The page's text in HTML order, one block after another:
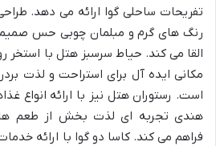
تفریحات ساحلی گوا ارائه می دهد.
رنگ های گرم و مبلمان چوبی حس
القا می کند. حیاط سرسبز هتل با استخر
مکانی ایده آل برای استراحت و لذت
است. رستوران هتل نیز با ارائه انواع
هندی تجربه ای لذت بخش از طعم های
فراهم می کند. کاسا دو گوا با ارائه